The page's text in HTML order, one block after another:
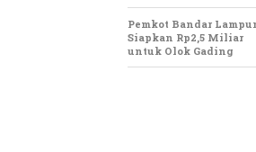
Pemkot Bandar
Siapkan Rp2,5 Miliar
untuk Olok Gading